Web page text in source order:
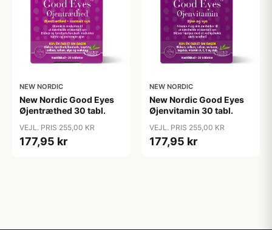
NEW NORDIC
New Nordic Good Eyes
Øjentræthed 30 tabl.
VEJL. PRIS 255,00 KR
177,95 kr
NEW NORDIC
New Nordic Good Eyes
Øjenvitamin 30 tabl.
VEJL. PRIS 255,00 KR
177,95 kr